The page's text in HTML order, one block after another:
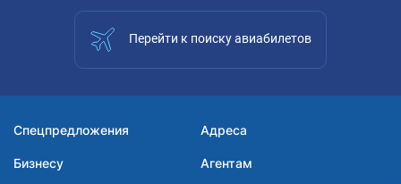
Перейти к поиску авиабилетов
Спецпредложения Адреса
Бизнесу Агентам